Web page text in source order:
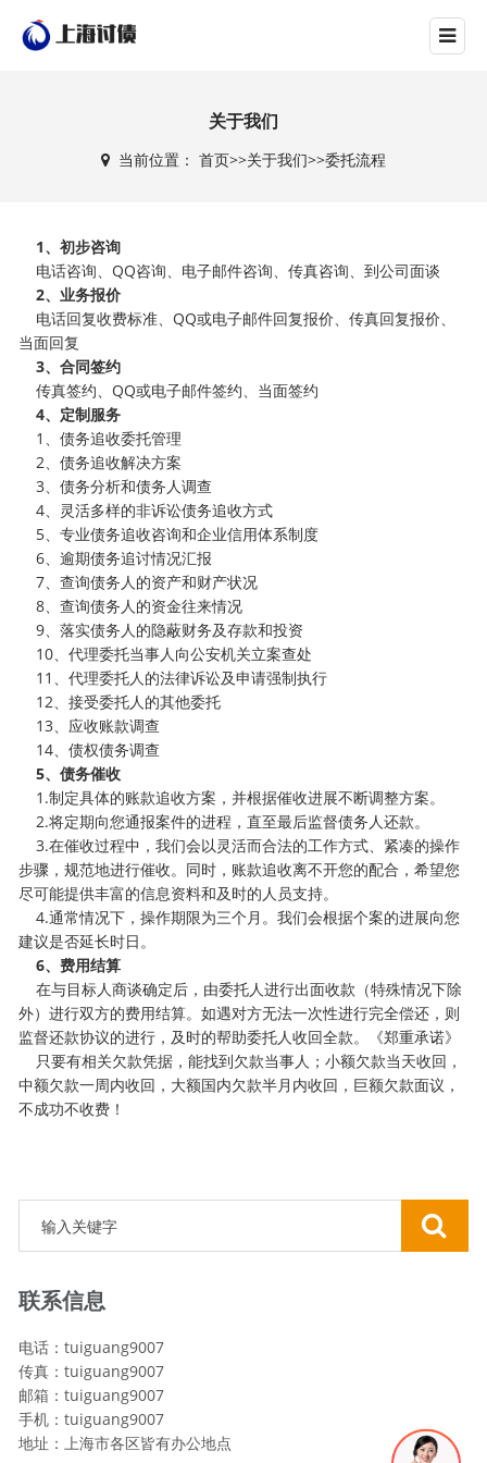
关于我们
当前位置： 首页>>关于我们>>委托流程
1、初步咨询
电话咨询、QQ咨询、电子邮件咨询、传真咨询、到公司面谈
2、业务报价
电话回复收费标准、QQ或电子邮件回复报价、传真回复报价、
当面回复
3、合同签约
传真签约、QQ或电子邮件签约、当面签约
4、定制服务
1、债务追收委托管理
2、债务追收解决方案
3、债务分析和债务人调查
4、灵活多样的非诉讼债务追收方式
5、专业债务追收咨询和企业信用体系制度
6、逾期债务追讨情况汇报
7、查询债务人的资产和财产状况
8、查询债务人的资金往来情况
9、落实债务人的隐蔽财务及存款和投资
10、代理委托当事人向公安机关立案查处
11、代理委托人的法律诉讼及申请强制执行
12、接受委托人的其他委托
13、应收账款调查
14、债权债务调查
5、债务催收
1.制定具体的账款追收方案，并根据催收进展不断调整方案。
2.将定期向您通报案件的进程，直至最后监督债务人还款。
3.在催收过程中，我们会以灵活而合法的工作方式、紧凑的操作
步骤，规范地进行催收。同时，账款追收离不开您的配合，希望您
尽可能提供丰富的信息资料和及时的人员支持。
4.通常情况下，操作期限为三个月。我们会根据个案的进展向您
建议是否延长时日。
6、费用结算
在与目标人商谈确定后，由委托人进行出面收款（特殊情况下除
外）进行双方的费用结算。如遇对方无法一次性进行完全偿还，则
监督还款协议的进行，及时的帮助委托人收回全款。《郑重承诺》
只要有相关欠款凭据，能找到欠款当事人；小额欠款当天收回，
中额欠款一周内收回，大额国内欠款半月内收回，巨额欠款面议，
不成功不收费！
联系信息
电话：tuiguang9007
传真：tuiguang9007
邮箱：tuiguang9007
手机：tuiguang9007
地址：上海市各区皆有办公地点